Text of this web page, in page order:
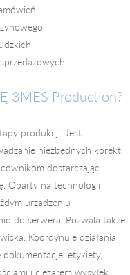
3MES Production?
produkcji. Jest
niezbędnych korekt.
dostarczając
Oparty na technologii
urządzeniu
do serwera. Pozwala także
Koordynuje działania
etykiety,
i ciężarem wysyłek.